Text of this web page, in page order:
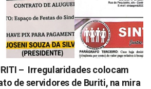
– Irregularidades colocam
de servidores de Buriti, na mira